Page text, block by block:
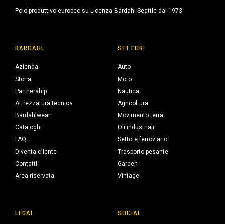
Polo produttivo europeo su Licenza Bardahl Seattle dal 1973.
BARDAHL
Azienda
Storia
Partnership
Attrezzatura tecnica
Bardahlwear
Cataloghi
FAQ
Diventa cliente
Contatti
Area riservata
SETTORI
Auto
Moto
Nautica
Agricoltura
Movimento terra
Oli industriali
Settore ferroviario
Trasporto pesante
Garden
Vintage
LEGAL SOCIAL